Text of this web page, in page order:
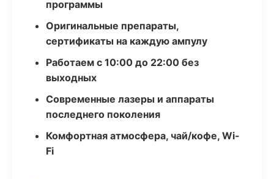
программы
Оригинальные препараты,
сертификаты на каждую ампулу
Работаем с 10:00 до 22:00 без
выходных
Современные лазеры и аппараты
последнего поколения
Комфортная атмосфера, чай/кофе, Wi-
Fi